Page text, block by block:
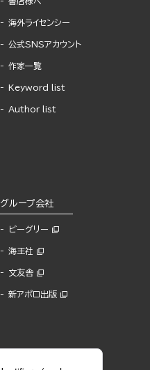
海外ライセンシー
公式SNSアカウント
作家一覧
Keyword list
Author list
グループ会社
ビーグリー
海王社
文友舎
新アポロ出版